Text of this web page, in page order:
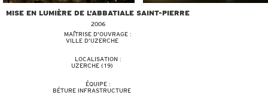
MISE EN LUMIÈRE DE L’ABBATIALE SAINT-PIERRE
2006
MAÎTRISE D'OUVRAGE :
VILLE D’UZERCHE
LOCALISATION :
UZERCHE (19)
ÉQUIPE :
BÉTURE INFRASTRUCTURE